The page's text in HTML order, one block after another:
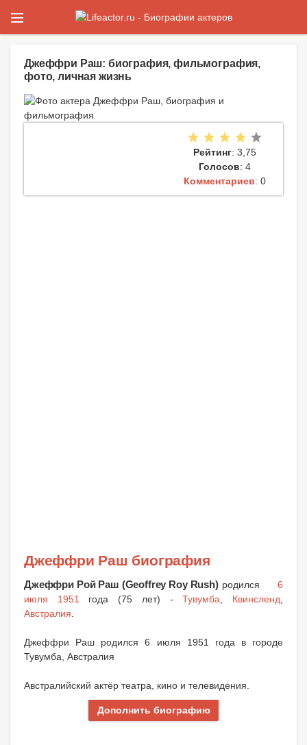
Джеффри Раш: биография, фильмография,
фото, личная жизнь
Рейтинг: 3,75
Голосов: 4
Комментариев: 0
Джеффри Раш биография
Джеффри Рой Раш (Geoffrey Roy Rush) родился 6
июля 1951
года (75 лет) -Тувумба Квинсленд
Австралия
Джеффри Раш родился 6 июля 1951 года в городе
Тувумба, Австралия
Австралийский актёр театра, кино и телевидения.
Дополнить биографию